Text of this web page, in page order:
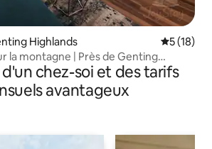
Highlands
5 (18)
la montagne | Près de Genting
chez-soi et des tarifs
avantageux